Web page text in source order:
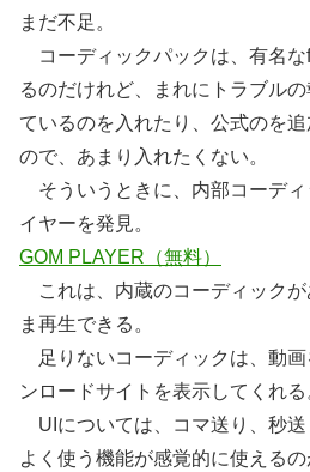
まだ不足。
コーディックパックは、有名な
るのだけれど、まれにトラブル
ているのを入れたり、公式のを
ので、あまり入れたくない。
そういうときに、内部コーディ
イヤーを発見。
GOM PLAYER（無料）
これは、内蔵のコーディックが
ま再生できる。
足りないコーディックは、動画
ンロードサイトを表示してくれる
UIについては、コマ送り、秒送
よく使う機能が感覚的に使えるの